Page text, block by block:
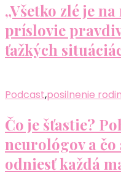
„Všetko zlé je
príslovie
ťažkých
Podcast,posilnenie
Čo je šťastie?
neurológov a čo
odniesť každá